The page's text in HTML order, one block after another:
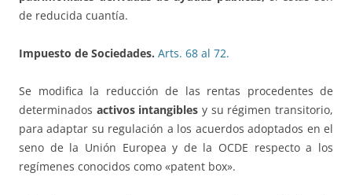
de reducida cuantía.
Impuesto de Sociedades. Arts. 68 al 72.
Se modifica la reducción de las rentas procedentes de
determinados activos intangibles y su régimen transitorio,
para adaptar su regulación a los acuerdos adoptados en el
seno de la Unión Europea y de la OCDE respecto a los
regímenes conocidos como «patent box».